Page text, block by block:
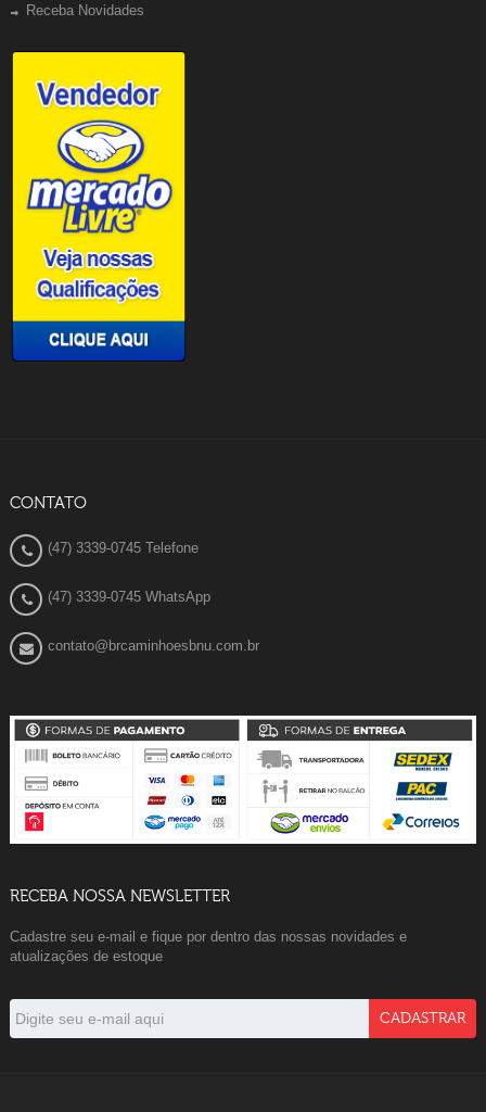
Receba Novidades
CONTATO
(47) 3339-0745 Telefone
(47) 3339-0745 WhatsApp
contato@brcaminhoesbnu.com.br
RECEBA NOSSA NEWSLETTER
Cadastre seu e-mail e fique por dentro das nossas novidades e
atualizações de estoque